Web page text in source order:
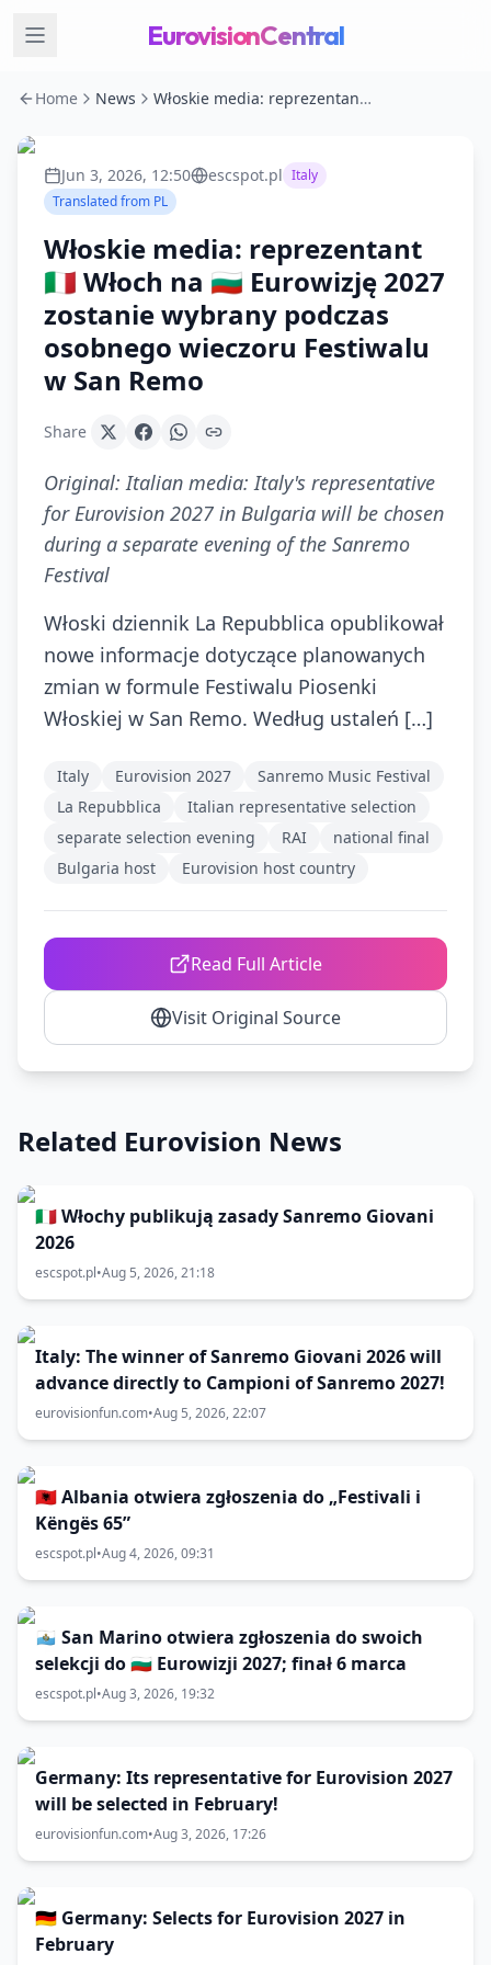
EurovisionCentral
Home News Włoskie media: reprezentant 🇮🇹 Włoch na 🇧🇬 Eurowizję 2027 zostanie wybrany podczas osobnego wieczoru Festiwalu w San Remo
Jun 3, 2026, 12:50 escspot.pl Italy
Translated from PL
Włoskie media: reprezentant
🇮🇹 Włoch na 🇧🇬 Eurowizję 2027
zostanie wybrany podczas
osobnego wieczoru Festiwalu
w San Remo
Share
Original:Italian media: Italy's representative
for Eurovision 2027 in Bulgaria will be chosen
during a separate evening of the Sanremo
Festival
Włoski dziennik La Repubblica opublikował
nowe informacje dotyczące planowanych
zmian w formule Festiwalu Piosenki
Włoskiej w San Remo. Według ustaleń […]
Italy Eurovision 2027
Sanremo Music Festival
La Repubblica
Italian representative selection
separate selection evening
RAI
national final
Bulgaria host
Eurovision host country
Read Full Article
Visit Original Source
Related Eurovision News
🇮🇹 Włochy publikują zasady Sanremo Giovani
2026
escspot.pl•Aug 5, 2026, 21:18
Italy: The winner of Sanremo Giovani 2026 will
advance directly to Campioni of Sanremo 2027!
eurovisionfun.com•Aug 5, 2026, 22:07
🇦🇱 Albania otwiera zgłoszenia do „Festivali i
Këngës 65”
escspot.pl•Aug 4, 2026, 09:31
🇸🇲 San Marino otwiera zgłoszenia do swoich
selekcji do 🇧🇬 Eurowizji 2027; finał 6 marca
escspot.pl•Aug 3, 2026, 19:32
Germany: Its representative for Eurovision 2027
will be selected in February!
eurovisionfun.com•Aug 3, 2026, 17:26
🇩🇪 Germany: Selects for Eurovision 2027 in
February